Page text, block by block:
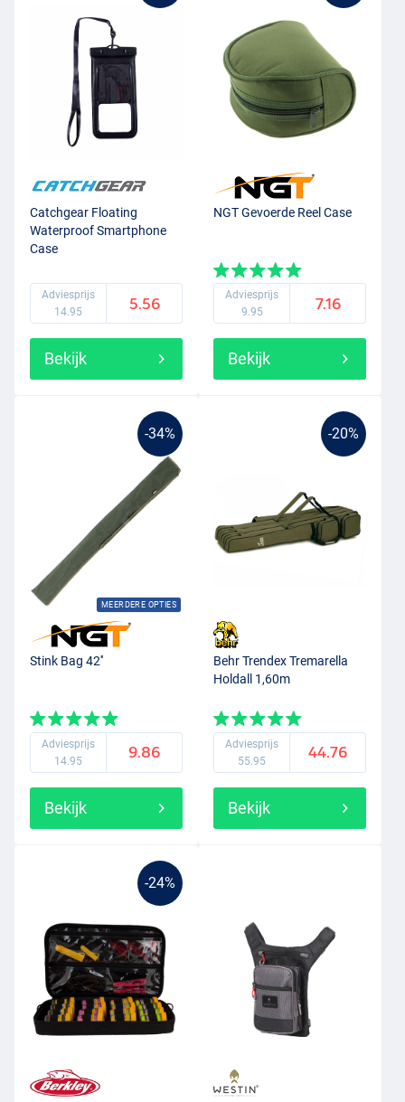
Catchgear Floating
Waterproof Smartphone
Case
Adviesprijs
14.95
5.56
Bekijk
NGT Gevoerde Reel Case
Adviesprijs
9.95
7.16
Bekijk
-34%
MEERDERE OPTIES
Stink Bag 42''
Adviesprijs
14.95
9.86
Bekijk
-20%
Behr Trendex Tremarella
Holdall 1,60m
Adviesprijs
55.95
44.76
Bekijk
-24%